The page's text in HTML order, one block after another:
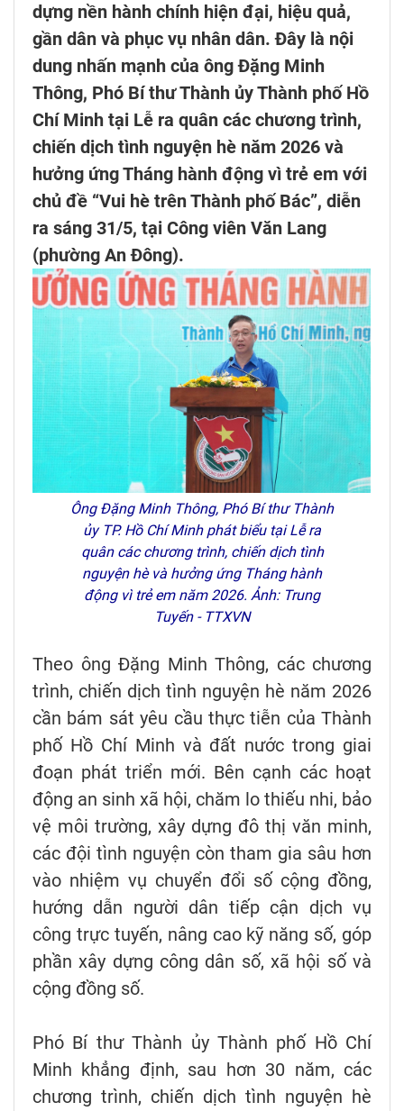
dựng nền hành chính hiện đại, hiệu quả,
gần dân và phục vụ nhân dân. Đây là nội
dung nhấn mạnh của ông Đặng Minh
Thông, Phó Bí thư Thành ủy Thành phố Hồ
Chí Minh tại Lễ ra quân các chương trình,
chiến dịch tình nguyện hè năm 2026 và
hưởng ứng Tháng hành động vì trẻ em với
chủ đề “Vui hè trên Thành phố Bác”, diễn
ra sáng 31/5, tại Công viên Văn Lang
(phường An Đông).
Ông Đặng Minh Thông, Phó Bí thư Thành
ủy TP. Hồ Chí Minh phát biểu tại Lễ ra
quân các chương trình, chiến dịch tình
nguyện hè và hưởng ứng Tháng hành
động vì trẻ em năm 2026. Ảnh: Trung
Tuyến - TTXVN
Theo ông Đặng Minh Thông, các chương
trình, chiến dịch tình nguyện hè năm 2026
cần bám sát yêu cầu thực tiễn của Thành
phố Hồ Chí Minh và đất nước trong giai
đoạn phát triển mới. Bên cạnh các hoạt
động an sinh xã hội, chăm lo thiếu nhi, bảo
vệ môi trường, xây dựng đô thị văn minh,
các đội tình nguyện còn tham gia sâu hơn
vào nhiệm vụ chuyển đổi số cộng đồng,
hướng dẫn người dân tiếp cận dịch vụ
công trực tuyến, nâng cao kỹ năng số, góp
phần xây dựng công dân số, xã hội số và
cộng đồng số.
Phó Bí thư Thành ủy Thành phố Hồ Chí
Minh khẳng định, sau hơn 30 năm, các
chương trình, chiến dịch tình nguyện hè